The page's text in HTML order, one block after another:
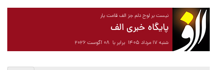
نیست بر لوح دلم جز الف قامت یار
پایگاه خبری الف
شنبه ۱۷ مرداد ۱۴۰۵ برابر با ۰۸ آگوست ۲۰۲۶